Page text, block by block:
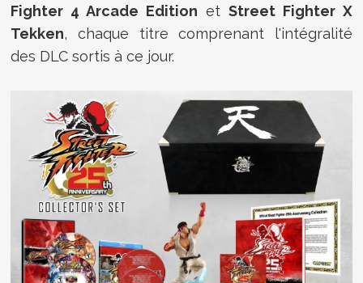
Fighter 4 Arcade Edition et Street Fighter X
Tekken, chaque titre comprenant l'intégralité
des DLC sortis à ce jour.